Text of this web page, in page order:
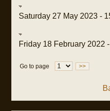
Saturday 27 May 2023 -
Friday 18 February 2022
Go to page >>